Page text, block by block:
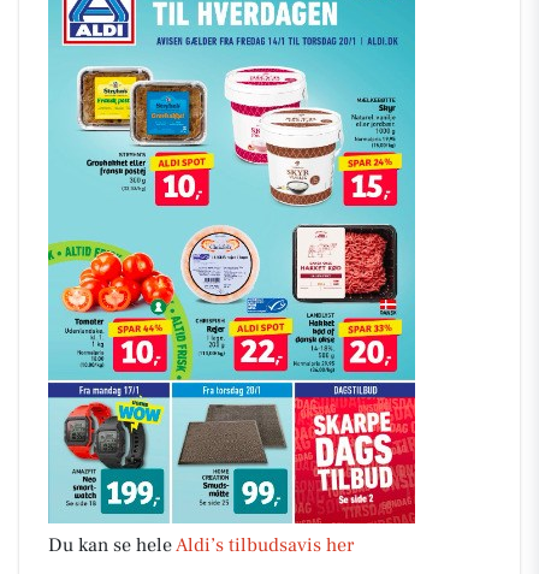
Du kan se heleAldi’s tilbudsavis her